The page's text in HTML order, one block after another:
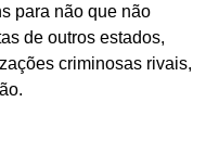
para não que não
de outros estados,
criminosas rivais,